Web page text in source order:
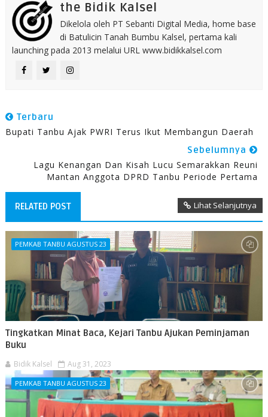
the Bidik Kalsel
Dikelola oleh PT Sebanti Digital Media, home base
di Batulicin Tanah Bumbu Kalsel, pertama kali
launching pada 2013 melalui URL www.bidikkalsel.com
Terbaru
Bupati Tanbu Ajak PWRI Terus Ikut Membangun Daerah
Sebelumnya
Lagu Kenangan Dan Kisah Lucu Semarakkan Reuni
Mantan Anggota DPRD Tanbu Periode Pertama
RELATED POST Lihat Selanjutnya
PEMKAB TANBU AGUSTUS 23
Tingkatkan Minat Baca, Kejari Tanbu Ajukan Peminjaman
Buku
Bidik Kalsel Aug 31, 2023
PEMKAB TANBU AGUSTUS 23